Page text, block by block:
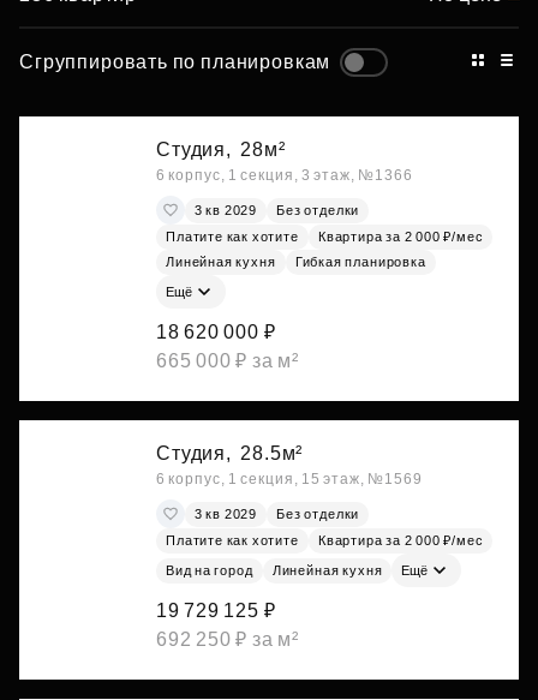
Сгруппировать по планировкам
Студия, 28м²
6 корпус, 1 секция, 3 этаж, №1366
3 кв 2029
Без отделки
Платите как хотите
Квартира за 2 000 ₽/мес
Линейная кухня
Гибкая планировка
Ещё
18 620 000 ₽
665 000 ₽ за м²
Студия, 28.5м²
6 корпус, 1 секция, 15 этаж, №1569
3 кв 2029
Без отделки
Платите как хотите
Квартира за 2 000 ₽/мес
Вид на город Линейная кухня Ещё
19 729 125 ₽
692 250 ₽ за м²